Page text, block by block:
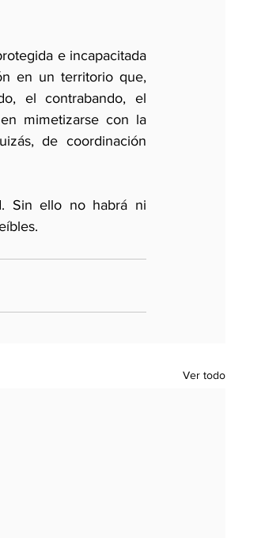
e incapacitada
en un territorio que,
el contrabando, el
mimetizarse con la
de coordinación
Sin ello no habrá ni
Ver todo